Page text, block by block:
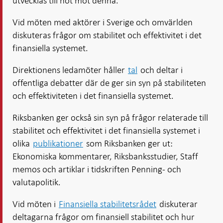
Vid möten med aktörer i Sverige och omvärlden
diskuteras frågor om stabilitet och effektivitet i det
finansiella systemet.
Direktionens ledamöter håller tal och deltar i
offentliga debatter där de ger sin syn på stabiliteten
och effektiviteten i det finansiella systemet.
Riksbanken ger också sin syn på frågor relaterade till
stabilitet och effektivitet i det finansiella systemet i
olika publikationer som Riksbanken ger ut:
Ekonomiska kommentarer, Riksbanksstudier, Staff
memos och artiklar i tidskriften Penning- och
valutapolitik.
Vid möten i Finansiella stabilitetsrådet diskuterar
deltagarna frågor om finansiell stabilitet och hur